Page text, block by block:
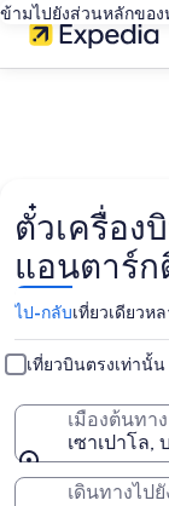
ข้ามไปยังส่วนหลักของ
ตั๋วเครื่อง
แอนตาร์ก
ไป-กลับเที่ยวเดียวหล
เที่ยวบินตรงเท่านั้น
เมืองต้นทาง
เซาเปาโล
เดินทางไปยั